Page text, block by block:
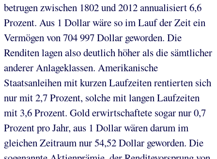
betrugen zwischen 1802 und 2012 annualisiert 6,6
Prozent. Aus 1 Dollar wäre so im Lauf der Zeit ein
Vermögen von 704 997 Dollar geworden. Die
Renditen lagen also deutlich höher als die sämtlicher
anderer Anlageklassen. Amerikanische
Staatsanleihen mit kurzen Laufzeiten rentierten sich
nur mit 2,7 Prozent, solche mit langen Laufzeiten
mit 3,6 Prozent. Gold erwirtschaftete sogar nur 0,7
Prozent pro Jahr, aus 1 Dollar wären darum im
gleichen Zeitraum nur 54,52 Dollar geworden. Die